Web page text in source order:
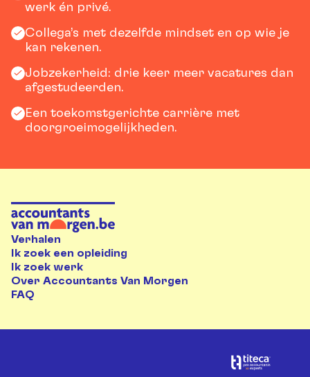
werk én privé.
Collega’s met dezelfde mindset en op wie je
kan rekenen.
Jobzekerheid: drie keer meer vacatures dan
afgestudeerden.
Een toekomstgerichte carrière met
doorgroeimogelijkheden.
Verhalen
Ik zoek een opleiding
Ik zoek werk
Over Accountants Van Morgen
FAQ